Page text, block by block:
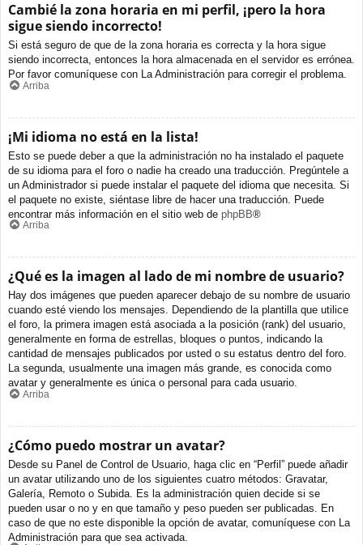
Cambié la zona horaria en mi perfil, ¡pero la hora
sigue siendo incorrecto!
Si está seguro de que de la zona horaria es correcta y la hora sigue
siendo incorrecta, entonces la hora almacenada en el servidor es errónea.
Por favor comuníquese con La Administración para corregir el problema.
Arriba
¡Mi idioma no está en la lista!
Esto se puede deber a que la administración no ha instalado el paquete
de su idioma para el foro o nadie ha creado una traducción. Pregúntele a
un Administrador si puede instalar el paquete del idioma que necesita. Si
el paquete no existe, siéntase libre de hacer una traducción. Puede
encontrar más información en el sitio web de phpBB®
Arriba
¿Qué es la imagen al lado de mi nombre de usuario?
Hay dos imágenes que pueden aparecer debajo de su nombre de usuario
cuando esté viendo los mensajes. Dependiendo de la plantilla que utilice
el foro, la primera imagen está asociada a la posición (rank) del usuario,
generalmente en forma de estrellas, bloques o puntos, indicando la
cantidad de mensajes publicados por usted o su estatus dentro del foro.
La segunda, usualmente una imagen más grande, es conocida como
avatar y generalmente es única o personal para cada usuario.
Arriba
¿Cómo puedo mostrar un avatar?
Desde su Panel de Control de Usuario, haga clic en “Perfil” puede añadir
un avatar utilizando uno de los siguientes cuatro métodos: Gravatar,
Galería, Remoto o Subida. Es la administración quien decide si se
pueden usar o no y en que tamaño y peso pueden ser publicadas. En
caso de que no este disponible la opción de avatar, comuníquese con La
Administración para que sea activada.